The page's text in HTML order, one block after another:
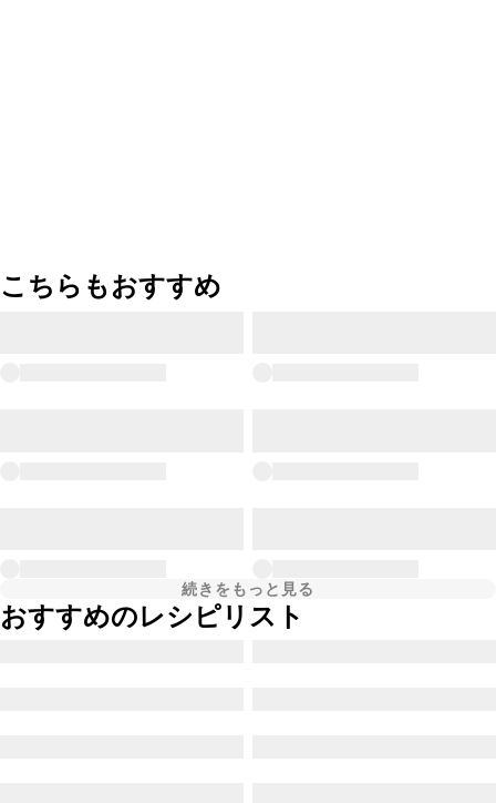
こちらもおすすめ
続きをもっと見る
おすすめのレシピリスト